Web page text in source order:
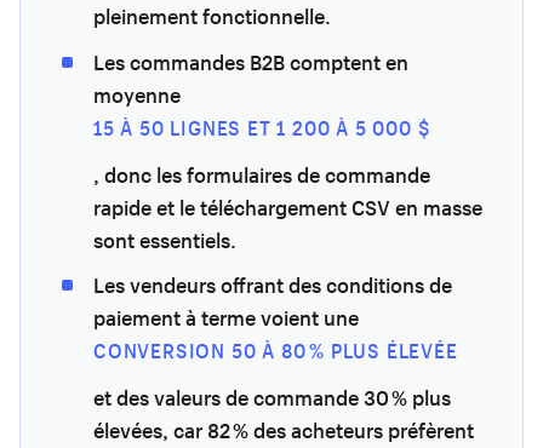
pleinement fonctionnelle.
Les commandes B2B comptent en
moyenne
15 À 50 LIGNES ET 1 200 À 5 000 $
, donc les formulaires de commande
rapide et le téléchargement CSV en masse
sont essentiels.
Les vendeurs offrant des conditions de
paiement à terme voient une
CONVERSION 50 À 80 % PLUS ÉLEVÉE
et des valeurs de commande 30 % plus
élevées, car 82 % des acheteurs préfèrent